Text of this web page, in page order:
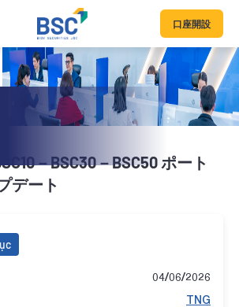
口座開設
－BSC30－BSC50 ポート
デート
04/06/2026
TNG